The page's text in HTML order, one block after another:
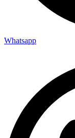
Whatsapp